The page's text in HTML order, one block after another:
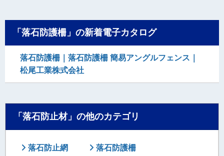
「落石防護柵」の新着電子カタログ
落石防護柵｜落石防護柵 簡易アングルフェンス｜
松尾工業株式会社
「落石防止材」の他のカテゴリ
落石防止網
落石防護柵